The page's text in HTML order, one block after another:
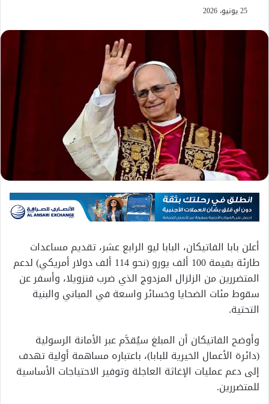
25 يونيو، 2026
أعلن بابا الفاتيكان، البابا ليو الرابع عشر، تقديم مساعدات
طارئة بقيمة 100 ألف يورو (نحو 114 ألف دولار أمريكي) لدعم
المتضررين من الزلزال المزدوج الذي ضرب فنزويلا، وأسفر عن
سقوط مئات الضحايا وخسائر واسعة في المباني والبنية
التحتية.
وأوضح الفاتيكان أن المبلغ سيُقدَّم عبر الأمانة الرسولية
(دائرة الأعمال الخيرية للبابا)، باعتباره مساهمة أولية تهدف
إلى دعم عمليات الإغاثة العاجلة وتوفير الاحتياجات الأساسية
للمتضررين.